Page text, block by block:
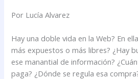
Por Lucía Alvarez
Hay una doble vida en la Web? En
más expuestos o más libres? ¿Hay
ese manantial de información?
paga? ¿Dónde se regula esa